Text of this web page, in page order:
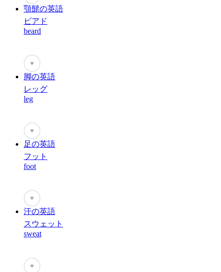
顎髭の英語
ビアド
beard
♥
脚の英語
レッグ
leg
♥
足の英語
フット
foot
♥
汗の英語
スウェット
sweat
♥